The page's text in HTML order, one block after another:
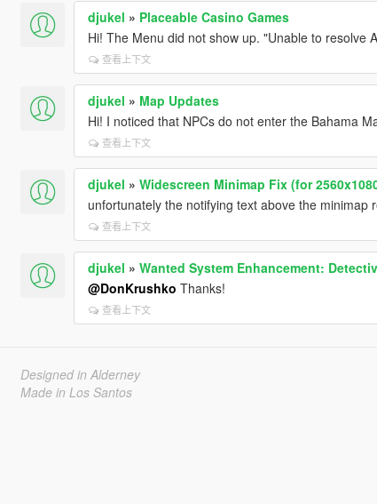
djukel » Placeable Casino Games
Hi! The Menu did not show up. "Unable to resolve
查看上下文
djukel » Map Updates
Hi! I noticed that NPCs do not enter the Bahama
查看上下文
djukel » Widescreen Minimap Fix (for
unfortunately the notifying text above the minimap
查看上下文
djukel » Wanted System Enhancement:
@DonKrushko Thanks!
查看上下文
Designed in Alderney
Made in Los Santos